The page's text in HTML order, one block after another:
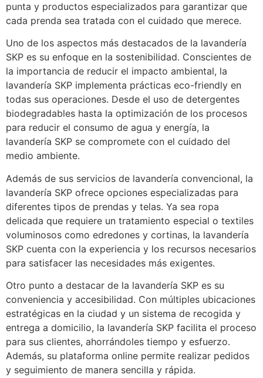
punta y productos especializados para garantizar que
cada prenda sea tratada con el cuidado que merece.
Uno de los aspectos más destacados de la lavandería
SKP es su enfoque en la sostenibilidad. Conscientes de
la importancia de reducir el impacto ambiental, la
lavandería SKP implementa prácticas eco-friendly en
todas sus operaciones. Desde el uso de detergentes
biodegradables hasta la optimización de los procesos
para reducir el consumo de agua y energía, la
lavandería SKP se compromete con el cuidado del
medio ambiente.
Además de sus servicios de lavandería convencional, la
lavandería SKP ofrece opciones especializadas para
diferentes tipos de prendas y telas. Ya sea ropa
delicada que requiere un tratamiento especial o textiles
voluminosos como edredones y cortinas, la lavandería
SKP cuenta con la experiencia y los recursos necesarios
para satisfacer las necesidades más exigentes.
Otro punto a destacar de la lavandería SKP es su
conveniencia y accesibilidad. Con múltiples ubicaciones
estratégicas en la ciudad y un sistema de recogida y
entrega a domicilio, la lavandería SKP facilita el proceso
para sus clientes, ahorrándoles tiempo y esfuerzo.
Además, su plataforma online permite realizar pedidos
y seguimiento de manera sencilla y rápida.